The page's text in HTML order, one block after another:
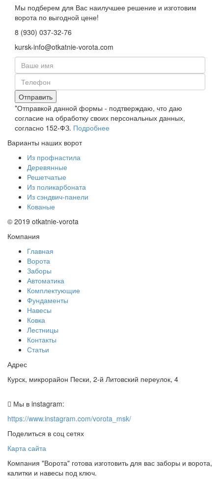
Мы подберем для Вас наилучшее решение и изготовим
ворота по выгодной цене!
8 (930) 037-32-76
kursk-info@otkatnie-vorota.com
Отправить
*Отправкой данной формы - подтверждаю, что даю
согласие на обработку своих персональных данных,
согласно 152-ФЗ. Подробнее
Варианты наших ворот
Из профнастила
Деревянные
Решетчатые
Из поликарбоната
Из сэндвич-панели
Кованые
© 2019 otkatnie-vorota
Компания
Главная
Ворота
Заборы
Автоматика
Комплектующие
Фундаменты
Навесы
Ковка
Лестницы
Контакты
Статьи
Адрес
Курск, микрорайон Пески, 2-й Литовский переулок, 4
Мы в instagram:
https://www.instagram.com/vorota_msk/
Поделиться в соц сетях
Карта сайта
Компания "Ворота" готова изготовить для вас заборы и ворота,
калитки и навесы под ключ.